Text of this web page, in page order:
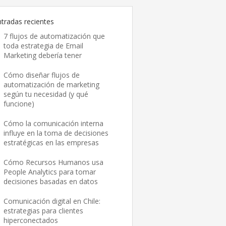
recientes
7 flujos de automatización que
toda estrategia de Email
Marketing debería tener
Cómo diseñar flujos de
automatización de marketing
según tu necesidad (y qué
funcione)
Cómo la comunicación interna
influye en la toma de decisiones
estratégicas en las empresas
Cómo Recursos Humanos usa
People Analytics para tomar
decisiones basadas en datos
Comunicación digital en Chile:
estrategias para clientes
hiperconectados